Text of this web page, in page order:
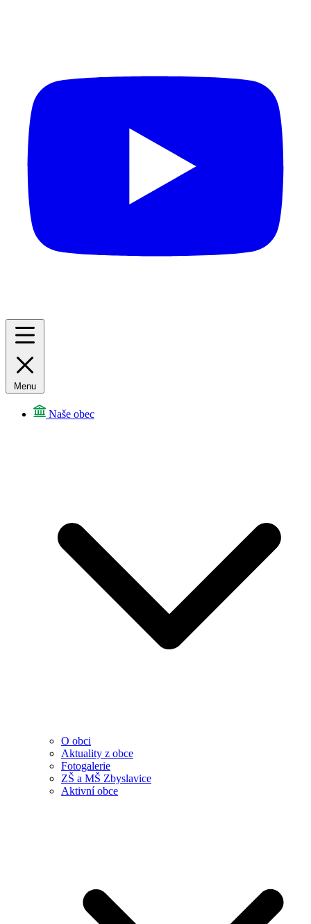
Menu
Naše obec
O obci
Aktuality z obce
Fotogalerie
ZŠ a MŠ Zbyslavice
Aktivní obce